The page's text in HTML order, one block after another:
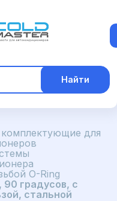
Найти
для
O-Ring
90 градусов, с
стальной